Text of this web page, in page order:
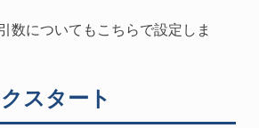
数についてもこちらで設定しま
スタート